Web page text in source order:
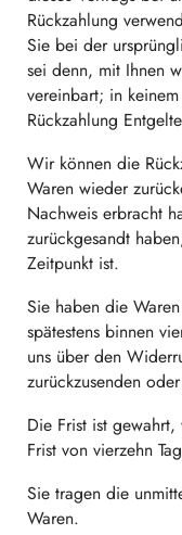
Rückzahlung
Sie bei der
sei denn, mit Ihnen
vereinbart; in
Rückzahlung
Wir können die
Waren wieder
Nachweis erbracht
zurückgesandt
Zeitpunkt ist.
Sie haben die
spätestens binnen
uns über den
zurückzusenden
Die Frist ist
Frist von vierzehn
Sie tragen die
Waren.